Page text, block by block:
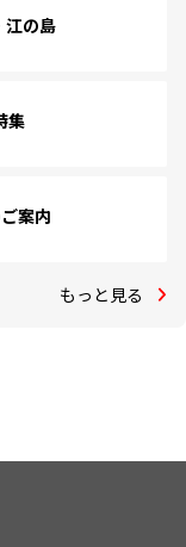
江の島
集
案内
もっと見る